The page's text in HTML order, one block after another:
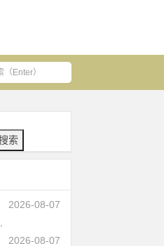
索
2026-08-07
2026-08-07